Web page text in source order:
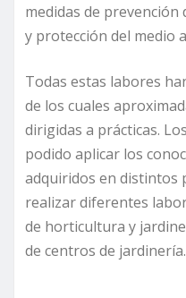
medidas de prevención
y protección del medio
Todas estas labores
de los cuales
dirigidas a prácticas.
podido aplicar los
adquiridos en distintos
realizar diferentes
de horticultura y
de centros de jardinería.